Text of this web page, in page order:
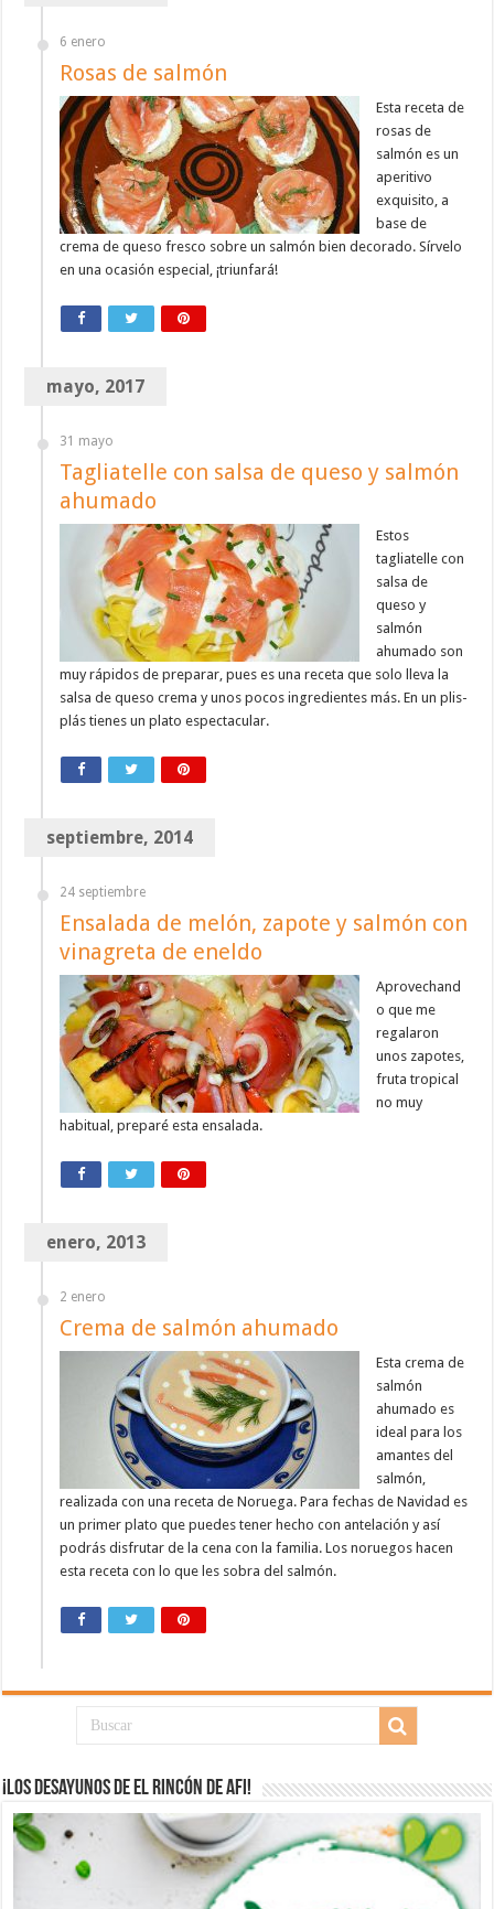
6 enero
Rosas de salmón
Esta receta de
rosas de
salmón es un
aperitivo
exquisito, a
base de
crema de queso fresco sobre un salmón bien decorado. Sírvelo
en una ocasión especial, ¡triunfará!
mayo, 2017
31 mayo
Tagliatelle con salsa de queso y salmón
ahumado
Estos
tagliatelle con
salsa de
queso y
salmón
ahumado son
muy rápidos de preparar, pues es una receta que solo lleva la
salsa de queso crema y unos pocos ingredientes más. En un plis-
plás tienes un plato espectacular.
septiembre, 2014
24 septiembre
Ensalada de melón, zapote y salmón con
vinagreta de eneldo
Aprovechand
o que me
regalaron
unos zapotes,
fruta tropical
no muy
habitual, preparé esta ensalada.
enero, 2013
2 enero
Crema de salmón ahumado
Esta crema de
salmón
ahumado es
ideal para los
amantes del
salmón,
realizada con una receta de Noruega. Para fechas de Navidad es
un primer plato que puedes tener hecho con antelación y así
podrás disfrutar de la cena con la familia. Los noruegos hacen
esta receta con lo que les sobra del salmón.
¡Los desayunos de El Rincón de Afi!